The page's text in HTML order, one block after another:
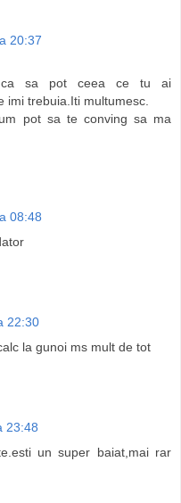
20:37
sa pot ceea ce tu ai
imi trebuia.Iti multumesc.
pot sa te conving sa ma
08:48
22:30
la gunoi ms mult de tot
23:48
un super baiat,mai rar